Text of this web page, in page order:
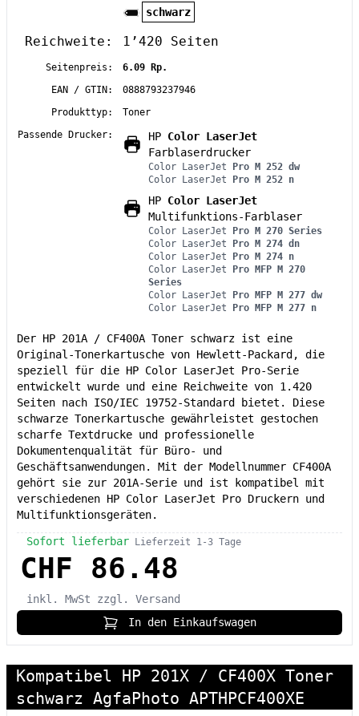
schwarz
Reichweite: 1’420 Seiten
Seitenpreis:
6.09 Rp.
EAN / GTIN:
0888793237946
Produkttyp:
Toner
Passende Drucker:
HP Color LaserJet
Farblaserdrucker
Color LaserJet Pro M 252 dw
Color LaserJet Pro M 252 n
HP Color LaserJet
Multifunktions-Farblaser
Color LaserJet Pro M 270 Series
Color LaserJet Pro M 274 dn
Color LaserJet Pro M 274 n
Color LaserJet Pro MFP M 270
Series
Color LaserJet Pro MFP M 277 dw
Color LaserJet Pro MFP M 277 n
Der HP 201A / CF400A Toner schwarz ist eine
Original-Tonerkartusche von Hewlett-Packard, die
speziell für die HP Color LaserJet Pro-Serie
entwickelt wurde und eine Reichweite von 1.420
Seiten nach ISO/IEC 19752-Standard bietet. Diese
schwarze Tonerkartusche gewährleistet gestochen
scharfe Textdrucke und professionelle
Dokumentenqualität für Büro- und
Geschäftsanwendungen. Mit der Modellnummer CF400A
gehört sie zur 201A-Serie und ist kompatibel mit
verschiedenen HP Color LaserJet Pro Druckern und
Multifunktionsgeräten.
Sofort lieferbar Lieferzeit 1-3 Tage
CHF 86.48
inkl. MwSt
zzgl. Versand
In den Einkaufswagen
Kompatibel HP 201X / CF400X Toner
schwarz AgfaPhoto APTHPCF400XE